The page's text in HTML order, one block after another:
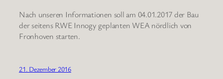
Nach unseren Informationen soll am 04.01.2017 der Bau
der seitens RWE Innogy geplanten WEA nördlich von
Fronhoven starten.
21. Dezember 2016